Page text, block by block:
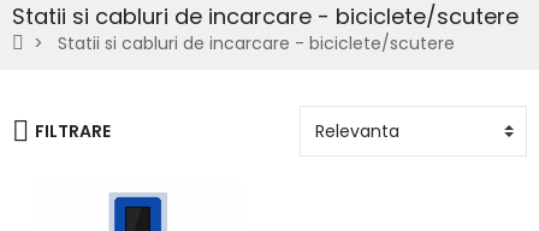
Statii si cabluri de incarcare - biciclete/scutere
Statii si cabluri de incarcare - biciclete/scutere
FILTRARE